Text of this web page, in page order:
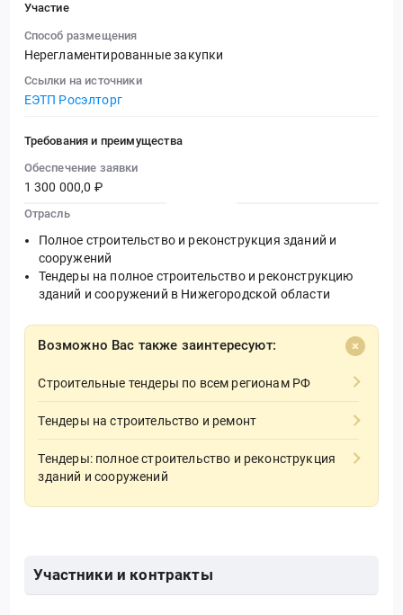
Участие
Способ размещения
Нерегламентированные закупки
Ссылки на источники
ЕЭТП Росэлторг
Требования и преимущества
Обеспечение заявки
1 300 000,0 ₽
Отрасль
Полное строительство и реконструкция зданий и
сооружений
Тендеры на полное строительство и реконструкцию
зданий и сооружений в Нижегородской области
Возможно Вас также заинтересуют:
Строительные тендеры по всем регионам РФ
Тендеры на строительство и ремонт
Тендеры: полное строительство и реконструкция
зданий и сооружений
Участники и контракты